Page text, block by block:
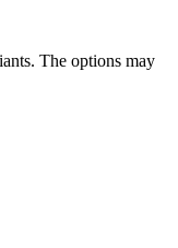
The options may